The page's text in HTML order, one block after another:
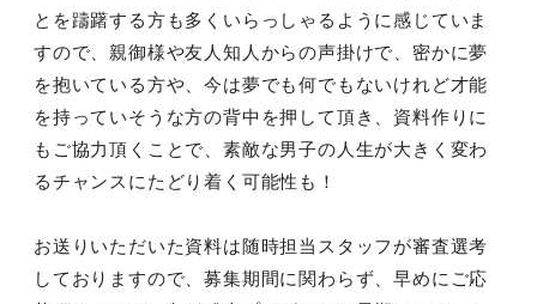
とを躊躇する方も多くいらっしゃるように感じていま
すので、親御様や友人知人からの声掛けで、密かに夢
を抱いている方や、今は夢でも何でもないけれど才能
を持っていそうな方の背中を押して頂き、資料作りに
もご協力頂くことで、素敵な男子の人生が大きく変わ
るチャンスにたどり着く可能性も！
お送りいただいた資料は随時担当スタッフが審査選考
しておりますので、募集期間に関わらず、早めにご応